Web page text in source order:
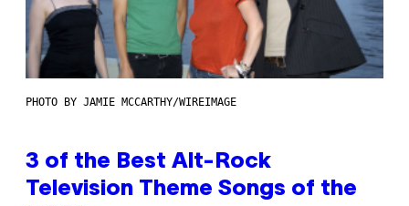
PHOTO BY JAMIE MCCARTHY/WIREIMAGE
3 of the Best Alt-Rock
Television Theme Songs of the